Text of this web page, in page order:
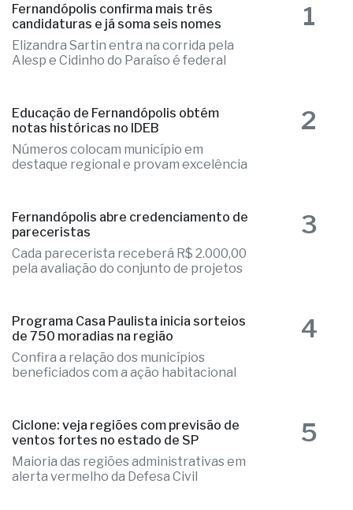
Fernandópolis confirma mais três
candidaturas e já soma seis nomes
Elizandra Sartin entra na corrida pela
Alesp e Cidinho do Paraíso é federal
1
Educação de Fernandópolis obtém
notas históricas no IDEB
Números colocam município em
destaque regional e provam excelência
2
Fernandópolis abre credenciamento de
pareceristas
Cada parecerista receberá R$ 2.000,00
pela avaliação do conjunto de projetos
3
Programa Casa Paulista inicia sorteios
de 750 moradias na região
Confira a relação dos municípios
beneficiados com a ação habitacional
4
Ciclone: veja regiões com previsão de
ventos fortes no estado de SP
Maioria das regiões administrativas em
alerta vermelho da Defesa Civil
5